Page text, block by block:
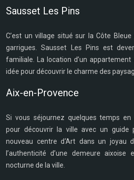
Sausset Les Pins
C’est un village situé sur la Côte
garrigues. Sausset Les Pins est
familiale. La location d’un
idée pour découvrir le charme des
Aix-en-Provence
Si vous séjournez quelques temps en
pour découvrir la ville avec un guide
nouveau centre d‘Art dans un joyau
l’authenticité d’une demeure aixoise
nocturne de la ville.